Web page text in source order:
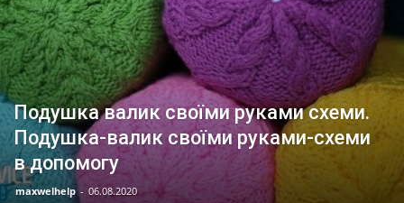
Подушка валик своїми руками схеми.
Подушка-валик своїми руками-схеми
в допомогу
maxwelhelp - 06.08.2020